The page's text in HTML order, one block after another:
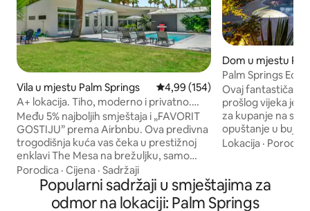
Vila u mjestu Palm Springs Prosječna ocjena: 4,99 od 5,
4,99 (154)
A+ lokacija. Tiho, moderno i privatno.
Blizu centra grada
Među 5% najboljih smještaja i „FAVORIT
GOSTIJU” prema Airbnbu. Ova predivna
trogodišnja kuća vas čeka u prestižnoj
enklavi The Mesa na brežuljku, samo
nekoliko minuta od najboljih sadržaja u
centru P.S.-a. Kuća inspirisana sredinom
prošlog vijeka ima 3 spavaće sobe, 3
kupatila u sklopu spavaćih soba,
Porodica · Cijena · Sadržaji
Dom u mjestu
Palm Springs
Oasis Retreat
Ovaj fantastičan
prošlog vijeka je
za kupanje na
opuštanje u
veličanstven
oaza s 3 spavaće
dvorištem u
mediteranskim
Lokacija · Porodica
Popularni sadržaji u smještajima za
odmor na lokaciji: Palm Springs